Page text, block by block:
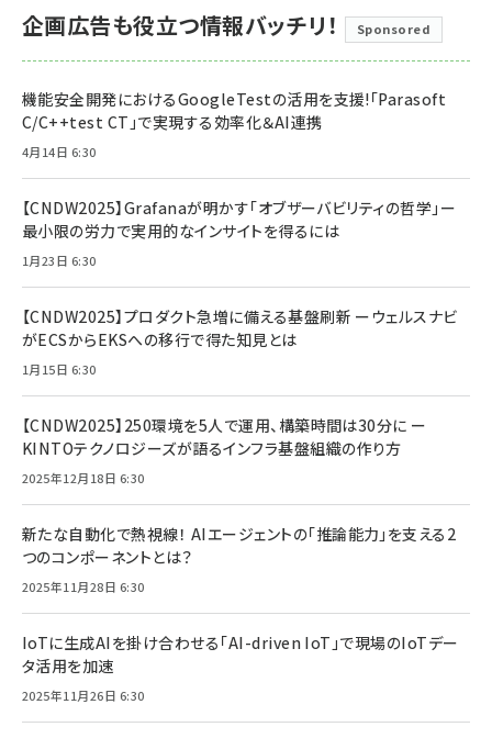
企画広告も役立つ情報バッチリ！ Sponsored
機能安全開発におけるGoogleTestの活用を支援!「Parasoft
C/C++test CT」で実現する効率化＆AI連携
4月14日 6:30
【CNDW2025】Grafanaが明かす「オブザーバビリティの哲学」ー
最小限の労力で実用的なインサイトを得るには
1月23日 6:30
【CNDW2025】プロダクト急増に備える基盤刷新 ーウェルスナビ
がECSからEKSへの移行で得た知見とは
1月15日 6:30
【CNDW2025】250環境を5人で運用、構築時間は30分に ー
KINTOテクノロジーズが語るインフラ基盤組織の作り方
2025年12月18日 6:30
新たな自動化で熱視線！ AIエージェントの「推論能力」を支える2
つのコンポーネントとは？
2025年11月28日 6:30
IoTに生成AIを掛け合わせる「AI-driven IoT」で現場のIoTデー
タ活用を加速
2025年11月26日 6:30